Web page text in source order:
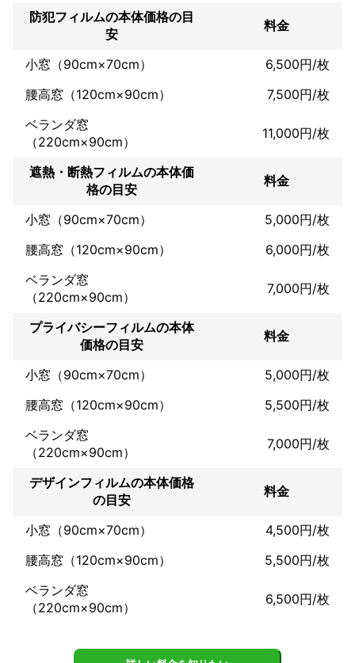
・丁寧でスピーディなお客様対応が自慢！！
・損害保険加入済み！
・材料支給での施工OK！
日々の検温やマスクの着用、殺菌消毒も怠らず、感染症対策もば
っちり行っておりますのでご安心してお任せください！
防犯フィルムの本体価格の目
安
料金
小窓（90cm×70cm）
6,500円/枚
腰高窓（120cm×90cm）
7,500円/枚
ベランダ窓
（220cm×90cm）
11,000円/枚
遮熱・断熱フィルムの本体価
格の目安
料金
小窓（90cm×70cm）
5,000円/枚
腰高窓（120cm×90cm）
6,000円/枚
ベランダ窓
（220cm×90cm）
7,000円/枚
プライバシーフィルムの本体
価格の目安
料金
小窓（90cm×70cm）
5,000円/枚
腰高窓（120cm×90cm）
5,500円/枚
ベランダ窓
（220cm×90cm）
7,000円/枚
デザインフィルムの本体価格
の目安
料金
小窓（90cm×70cm）
4,500円/枚
腰高窓（120cm×90cm）
5,500円/枚
ベランダ窓
（220cm×90cm）
6,500円/枚